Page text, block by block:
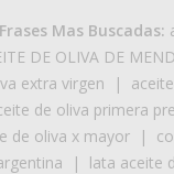
Mas Buscadas:
DE OLIVA DE
extra virgen |
de oliva primera
de oliva x mayor |
| lata aceite